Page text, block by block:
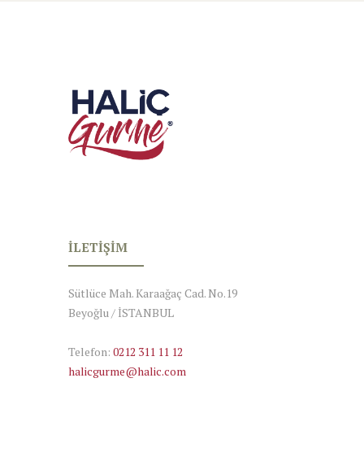
İLETIŞIM
Sütlüce Mah. Karaağaç Cad. No.19
Beyoğlu / İSTANBUL
Telefon: 0212 311 11 12
halicgurme@halic.com